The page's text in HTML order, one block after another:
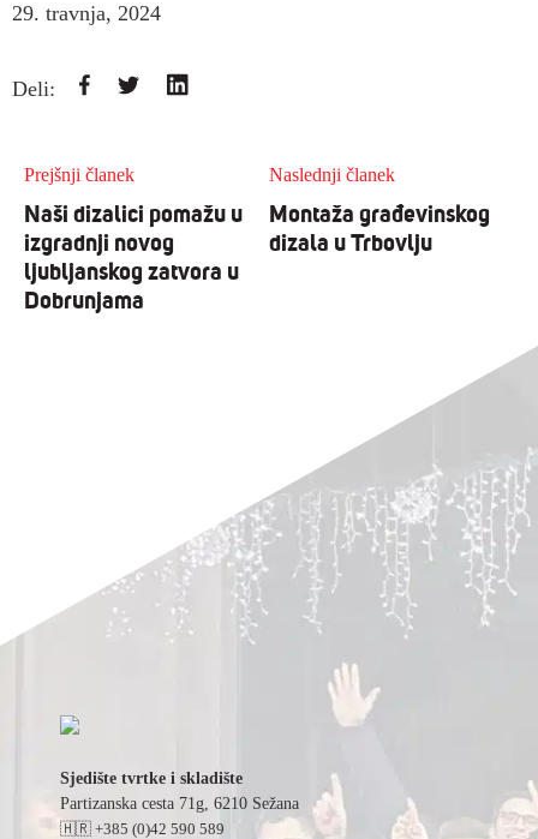
29. travnja, 2024
Deli:
Prejšnji članek
Naši dizalici pomažu u
izgradnji novog
ljubljanskog zatvora u
Dobrunjama
Naslednji članek
Montaža građevinskog
dizala u Trbovlju
Sjedište tvrtke i skladište
Partizanska cesta 71g, 6210 Sežana
🇭🇷 +385 (0)42 590 589